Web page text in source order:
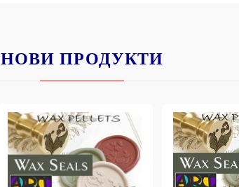
НОВИ ПРОДУКТИ